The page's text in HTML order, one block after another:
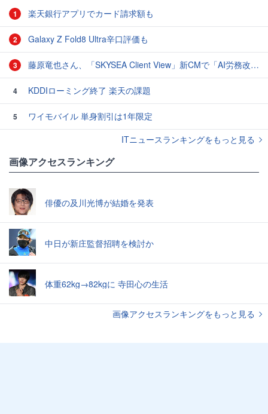
1 楽天銀行アプリでカード請求額も
2 Galaxy Z Fold8 Ultra辛口評価も
3 藤原竜也さん、「SKYSEA Client View」新CMで「AI労務改善」をアピール 働き方をAIが分析したら「すぐに休んで」と言われる？
4 KDDIローミング終了 楽天の課題
5
ワイモバイル 単身割引は1年限定
ITニュースランキングをもっと見る
画像アクセスランキング
俳優の及川光博が結婚を発表
中日が新庄監督招聘を検討か
体重62kg→82kgに 寺田心の生活
画像アクセスランキングをもっと見る